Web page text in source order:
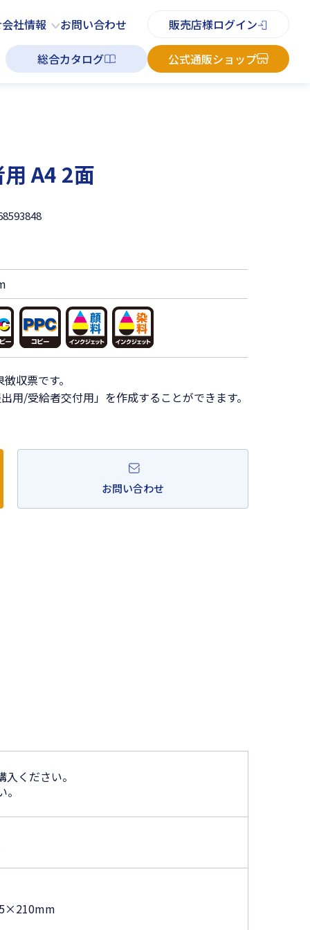
会社情報 お問い合わせ 販売店様ログイン
総合カタログ 公式通販ショップ
チラシ よくあるご質問 お知らせ お問い合わせ
A4 2面
収票です。
用/受給者交付用」を作成することができます。
お問い合わせ
ください。